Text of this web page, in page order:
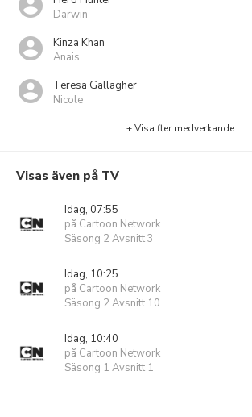
Darwin
Kinza Khan
Anais
Teresa Gallagher
Nicole
+ Visa fler medverkande
Visas även på TV
Idag, 07:55
på Cartoon Network
Säsong 2 Avsnitt 3
Idag, 10:25
på Cartoon Network
Säsong 2 Avsnitt 10
Idag, 10:40
på Cartoon Network
Säsong 1 Avsnitt 1